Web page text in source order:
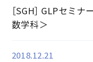
［SGH］ GLPセミ
数学科＞
2018.12.21